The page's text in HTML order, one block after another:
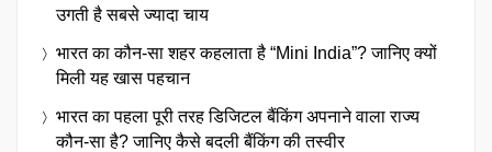
उगती है सबसे ज्यादा चाय
भारत का कौन-सा शहर कहलाता है “Mini India”? जानिए क्यों
मिली यह खास पहचान
भारत का पहला पूरी तरह डिजिटल बैंकिंग अपनाने वाला राज्य
कौन-सा है? जानिए कैसे बदली बैंकिंग की तस्वीर